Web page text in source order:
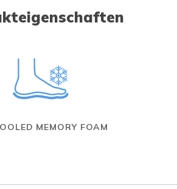
MEMORY FOAM